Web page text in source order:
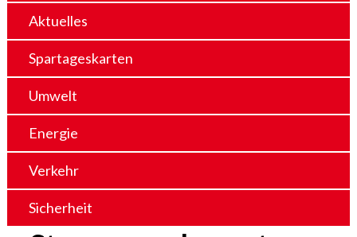
Aktuelles
Spartageskarten
Umwelt
Energie
Verkehr
Sicherheit